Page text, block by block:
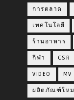
การตลาด
เทคโนโลยี
ร้านอาหาร
กีฬา CSR
VIDEO MV
ผลิตภัณฑ์ใหม